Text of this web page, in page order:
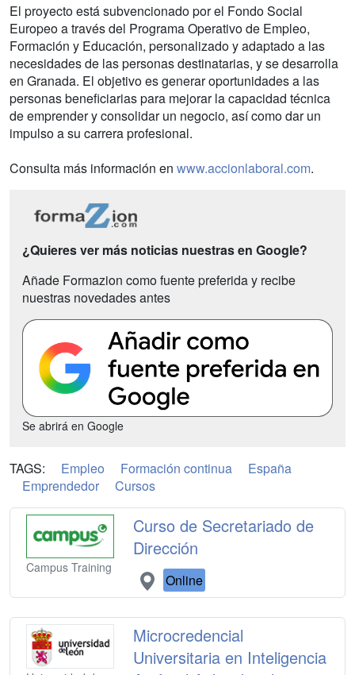
El proyecto está subvencionado por el Fondo Social
Europeo a través del Programa Operativo de Empleo,
Formación y Educación, personalizado y adaptado a las
necesidades de las personas destinatarias, y se desarrolla
en Granada. El objetivo es generar oportunidades a las
personas beneficiarias para mejorar la capacidad técnica
de emprender y consolidar un negocio, así como dar un
impulso a su carrera profesional.
Consulta más información en www.accionlaboral.com.
¿Quieres ver más noticias nuestras en Google?
Añade Formazion como fuente preferida y recibe
nuestras novedades antes
Se abrirá en Google
TAGS: Empleo Formación continua
España
Emprendedor
Cursos
Campus Training
Curso de Secretariado de
Dirección
Online
Microcredencial
Universitaria en Inteligencia